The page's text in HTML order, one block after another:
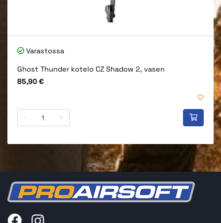
Varastossa
Ghost Thunder kotelo CZ Shadow 2, vasen
Hinta
85,90 €
- +